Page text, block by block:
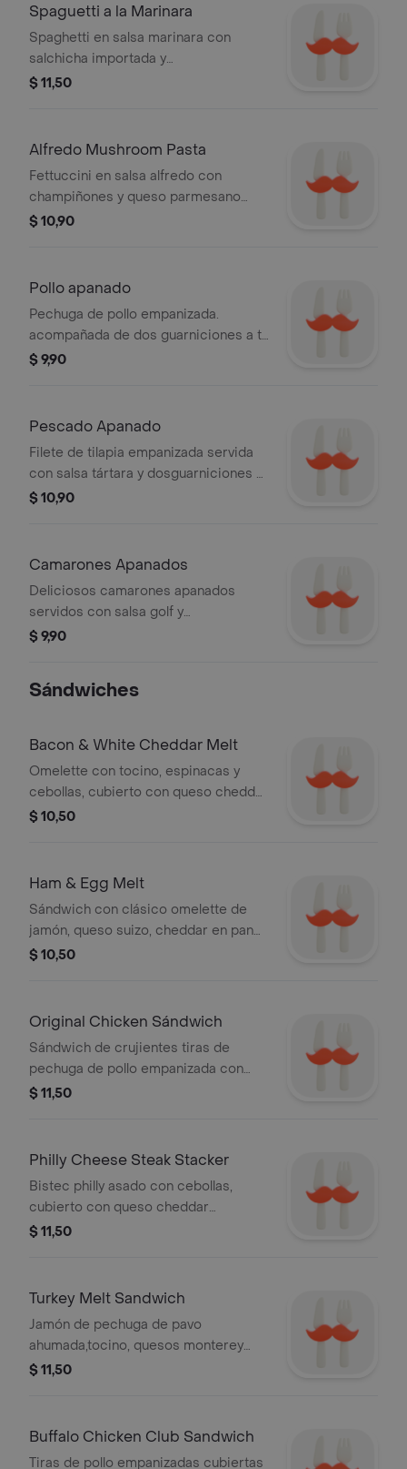
Spaguetti a la Marinara
Spaghetti en salsa marinara con
salchicha importada y
quesoparmesano rallado.
$ 11,50
Alfredo Mushroom Pasta
Fettuccini en salsa alfredo con
champiñones y queso parmesano
rallado. acompañado de pan de ajo.
$ 10,90
Pollo apanado
Pechuga de pollo empanizada.
acompañada de dos guarniciones a tu
elección: arroz, papas fritas o brócoli.
$ 9,90
Pescado Apanado
Filete de tilapia empanizada servida
con salsa tártara y dosguarniciones a
tu elección: arroz, papas fritas o
$ 10,90
Camarones Apanados
Deliciosos camarones apanados
servidos con salsa golf y
dosguarniciones a tu elección: arroz,
$ 9,90
Sándwiches
Bacon & White Cheddar Melt
Omelette con tocino, espinacas y
cebollas, cubierto con queso cheddar
blanco y aderezo de tomate asado en
$ 10,50
Ham & Egg Melt
Sándwich con clásico omelette de
jamón, queso suizo, cheddar en pan
artesanal sourdough tostado y
$ 10,50
Original Chicken Sándwich
Sándwich de crujientes tiras de
pechuga de pollo empanizada con
doble queso cheddar, lechuga,
$ 11,50
Philly Cheese Steak Stacker
Bistec philly asado con cebollas,
cubierto con queso cheddar
derretido en un pan tostado.
$ 11,50
Turkey Melt Sandwich
Jamón de pechuga de pavo
ahumada,tocino, quesos monterey
jack y cheddar,tomates cherry
$ 11,50
Buffalo Chicken Club Sandwich
Tiras de pollo empanizadas cubiertas